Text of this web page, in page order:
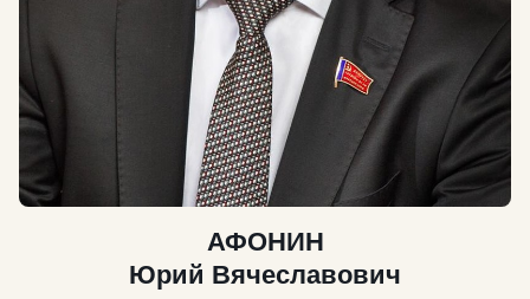
АФОНИН
Юрий Вячеславович